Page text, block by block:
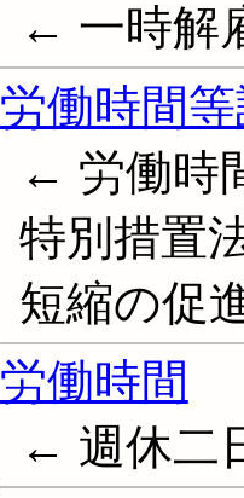
← 一時解
労働時間
← 労働時
特別措置
短縮の促
労働時間
← 週休二